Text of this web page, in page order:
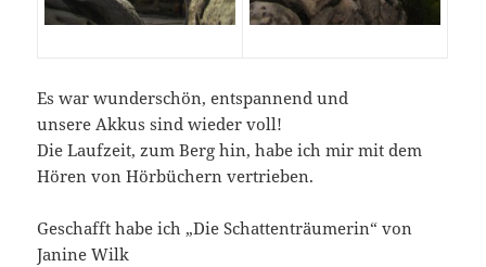
Es war wunderschön, entspannend und
unsere Akkus sind wieder voll!
Die Laufzeit, zum Berg hin, habe ich mir mit dem
Hören von Hörbüchern vertrieben.
Geschafft habe ich „Die Schattenträumerin“ von
Janine Wilk